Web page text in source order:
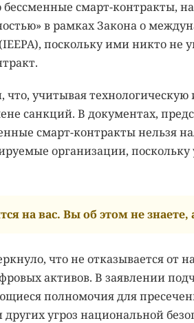
смарт-контракты,
в рамках Закона о
поскольку ими никто не
что, учитывая
санкций. В документах,
смарт-контракты нельзя
организации, поскольку
на вас. Вы об этом не знаете,
что не отказывается от
активов. В заявлении
полномочия для
угроз национальной